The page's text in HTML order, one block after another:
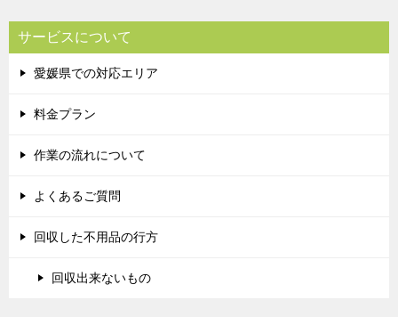
サービスについて
愛媛県での対応エリア
料金プラン
作業の流れについて
よくあるご質問
回収した不用品の行方
回収出来ないもの